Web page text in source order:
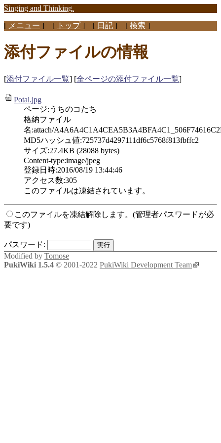
Singing and Thinking.
[ メニュー ] [ トップ] [ 日記 ] [ 検索 ]
添付ファイルの情報
[添付ファイル一覧] [全ページの添付ファイル一覧]
Potal.jpg
ページ:うちのコたち
格納ファイル
名:attach/
MD5ハッシュ値:725737d4297111df6c5768f813fbffc2
サイズ:27.4KB (28088 bytes)
Content-type:image/jpeg
登録日時:2016/08/19 13:44:46
アクセス数:305
このファイルは凍結されています。
このファイルを凍結解除します。(管理者パスワードが必
要です)
パスワード:
Modified by Tomose
PukiWiki 1.5.4 © 2001-2022 PukiWiki Development Team